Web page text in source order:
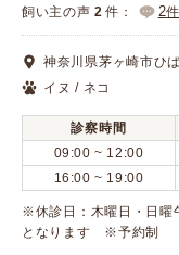
動物病院検索
口コミ検索
Calooペットとは？
口コミ投稿
飼い主の声 2 件： 2件
神奈川県茅ヶ崎市ひ
イヌ / ネコ
診察時間
09:00 ~ 12:00
16:00 ~ 19:00
※休診日：木曜日・日
となります ※予約制